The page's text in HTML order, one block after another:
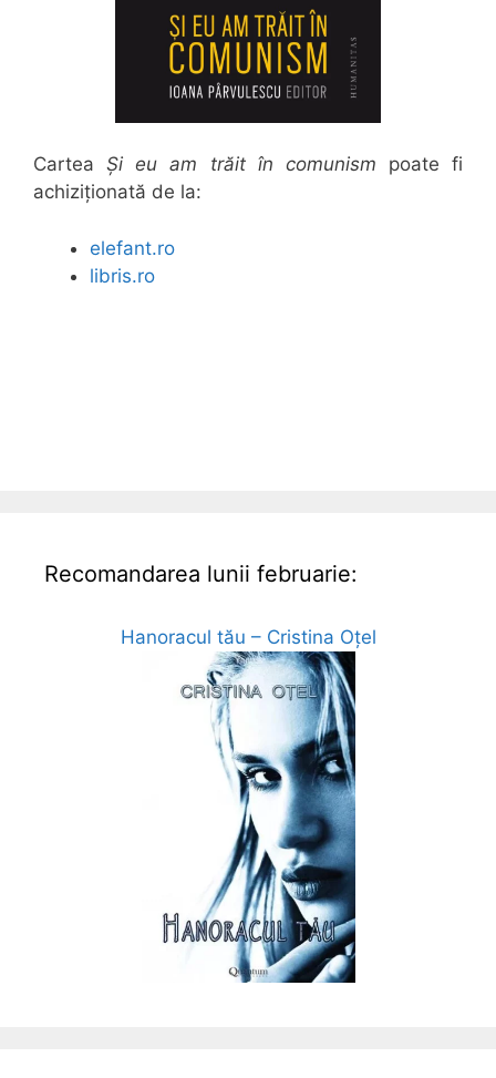
CarteaȘi eu am trăit în comunism poate fi
achiziționată de la:
elefant.ro
libris.ro
Recomandarea lunii februarie:
Hanoracul tău – Cristina Oțel